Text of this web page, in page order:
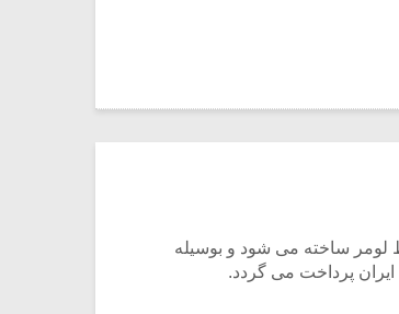
لومر ساخته می شود و بوسیله